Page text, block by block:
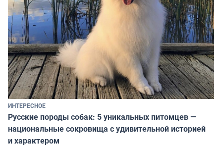
ИНТЕРЕСНОЕ
Русские породы собак: 5 уникальных питомцев —
национальные сокровища с удивительной историей
и характером